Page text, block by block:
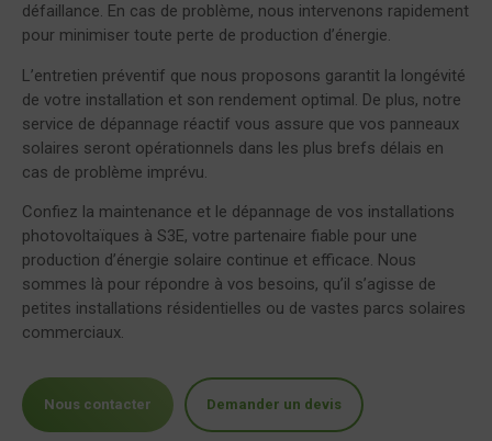
défaillance. En cas de problème, nous intervenons rapidement
pour minimiser toute perte de production d’énergie.
L’entretien préventif que nous proposons garantit la longévité
de votre installation et son rendement optimal. De plus, notre
service de dépannage réactif vous assure que vos panneaux
solaires seront opérationnels dans les plus brefs délais en
cas de problème imprévu.
Confiez la maintenance et le dépannage de vos installations
photovoltaïques à S3E, votre partenaire fiable pour une
production d’énergie solaire continue et efficace. Nous
sommes là pour répondre à vos besoins, qu’il s’agisse de
petites installations résidentielles ou de vastes parcs solaires
commerciaux.
Nous contacter Demander un devis